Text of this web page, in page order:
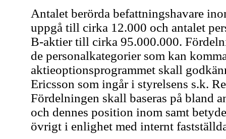
Antalet berörda befattningshavare
uppgå till cirka 12.000 och antalet
B-aktier till cirka 95.000.000.
de personalkategorier som kan
aktieoptionsprogrammet skall
Ericsson som ingår i styrelsens s.k.
Fördelningen skall baseras på bland
och dennes position inom samt
övrigt i enlighet med internt